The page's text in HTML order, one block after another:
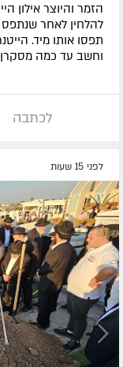
הזמר והיוצר אילון
להלחין לאחר שנתפס
תפסו אותו מיד.
וחשב עד כמה מסקרן
לכתבה
לפני 15 שעות